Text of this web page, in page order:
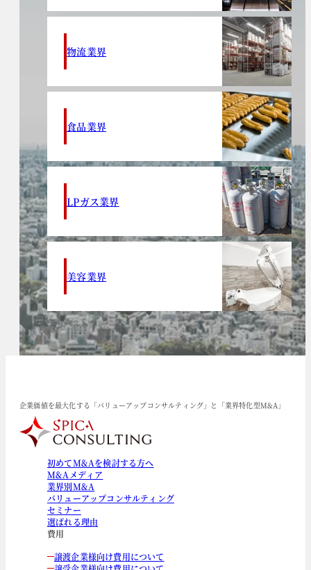
物流業界
食品業界
LPガス業界
美容業界
企業価値を最大化する「バリューアップコンサルティング」と「業界特化型M&A」
初めてM&Aを検討する方へ
M&Aメディア
業界別M&A
バリューアップコンサルティング
セミナー
選ばれる理由
費用
譲渡企業様向け費用について